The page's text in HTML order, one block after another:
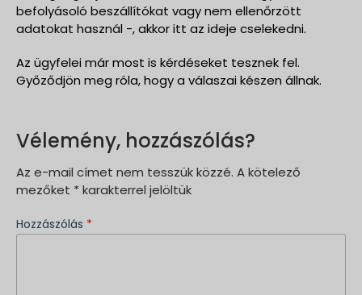
befolyásoló beszállítókat vagy nem ellenőrzött
adatokat használ -, akkor itt az ideje cselekedni.
Az ügyfelei már most is kérdéseket tesznek fel.
Győződjön meg róla, hogy a válaszai készen állnak.
Vélemény, hozzászólás?
Az e-mail címet nem tesszük közzé. A kötelező
mezőket * karakterrel jelöltük
Hozzászólás *